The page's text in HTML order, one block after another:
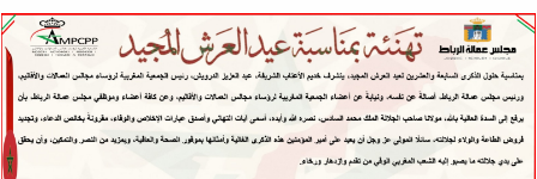
التحالفات، الميليشيات، الخطاب الديني، والاختراقات السياسية.
وهي، مثل غيرها، توظّف الأزمات لتوسيع نفوذها، حتى لو كان ذلك على
حساب استقرار دول أخرى.
الدول العربية بين ضغط الخارج وضغط الداخل